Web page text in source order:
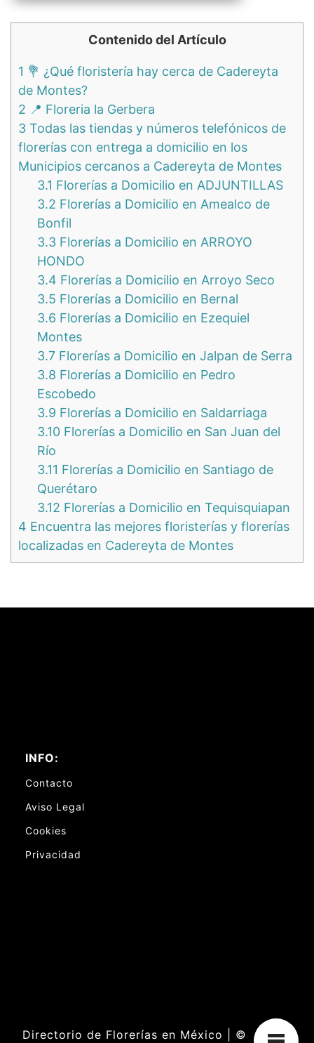
Contenido del Artículo
1 💐 ¿Qué floristería hay cerca de Cadereyta
de Montes?
2 📍 Floreria la Gerbera
3 Todas las tiendas y números telefónicos de
florerías con entrega a domicilio en los
Municipios cercanos a Cadereyta de Montes
3.1 Florerías a Domicilio en ADJUNTILLAS
3.2 Florerías a Domicilio en Amealco de
Bonfil
3.3 Florerías a Domicilio en ARROYO
HONDO
3.4 Florerías a Domicilio en Arroyo Seco
3.5 Florerías a Domicilio en Bernal
3.6 Florerías a Domicilio en Ezequiel
Montes
3.7 Florerías a Domicilio en Jalpan de Serra
3.8 Florerías a Domicilio en Pedro
Escobedo
3.9 Florerías a Domicilio en Saldarriaga
3.10 Florerías a Domicilio en San Juan del
Río
3.11 Florerías a Domicilio en Santiago de
Querétaro
3.12 Florerías a Domicilio en Tequisquiapan
4 Encuentra las mejores floristerías y florerías
localizadas en Cadereyta de Montes
INFO:
Contacto
Aviso Legal
Cookies
Privacidad
Directorio de Florerías en México | ©